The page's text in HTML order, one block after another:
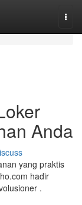
Anda
yang praktis
hadir
.